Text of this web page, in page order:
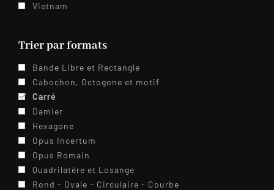
Vietnam
Trier par formats
Bande Libre et Rectangle
Cabochon, Octogone et motif
Carré
Damier
Hexagone
Opus Incertum
Opus Romain
Quadrilatère et Losange
Rond - Ovale - Circulaire - Courbe